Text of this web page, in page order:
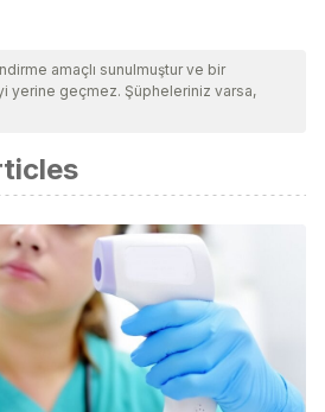
amaçlı sunulmuştur ve bir
yerine geçmez. Şüpheleriniz varsa,